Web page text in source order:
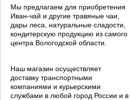
Мы предлагаем для приобретения
Иван-чай и другие травяные чаи,
дары леса, натуральные сладости,
кондитерскую продукцию из самого
центра Вологодской области.
Наш магазин осуществляет
доставку транспортными
компаниями и курьерскими
службами в любой город России и в